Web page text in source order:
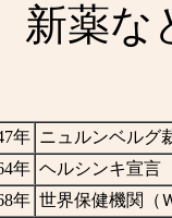
新薬な
年 ニュルンベルグ
年 ヘルシンキ宣言
年 世界保健機関（